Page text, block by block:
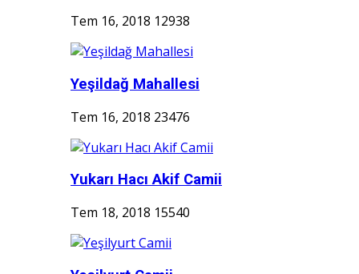
Tem 16, 2018 12938
Yeşildağ Mahallesi
Tem 16, 2018 23476
Yukarı Hacı Akif Camii
Tem 18, 2018 15540